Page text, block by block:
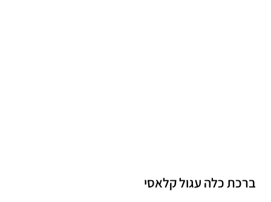
ברכת כלה עגול קלאסי